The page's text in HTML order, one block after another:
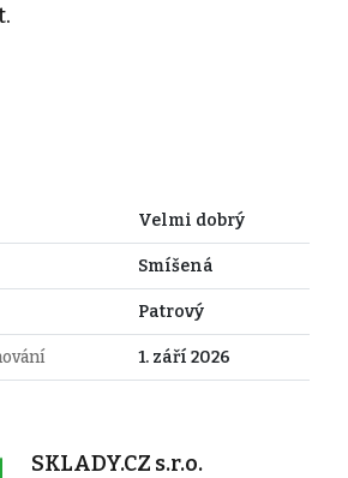
Velmi dobrý
Smíšená
Patrový
1. září 2026
SKLADY.CZ s.r.o.